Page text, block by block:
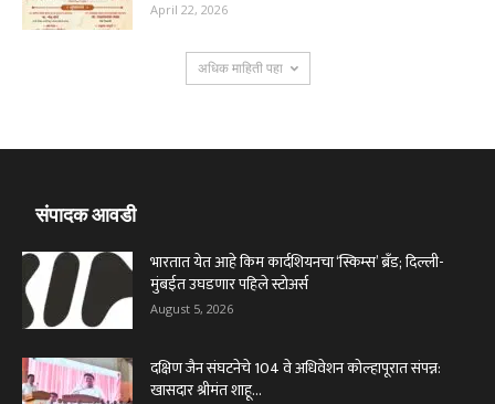
April 22, 2026
अधिक माहिती पहा
संपादक आवडी
भारतात येत आहे किम कार्दशियनचा ‘स्किम्स’ ब्रँड; दिल्ली-
मुंबईत उघडणार पहिले स्टोअर्स
August 5, 2026
दक्षिण जैन संघटनेचे 104 वे अधिवेशन कोल्हापूरात संपन्न:
खासदार श्रीमंत शाहू...